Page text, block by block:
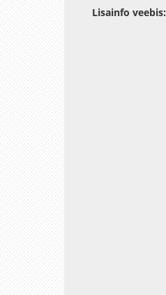
Lisainfo veebis: